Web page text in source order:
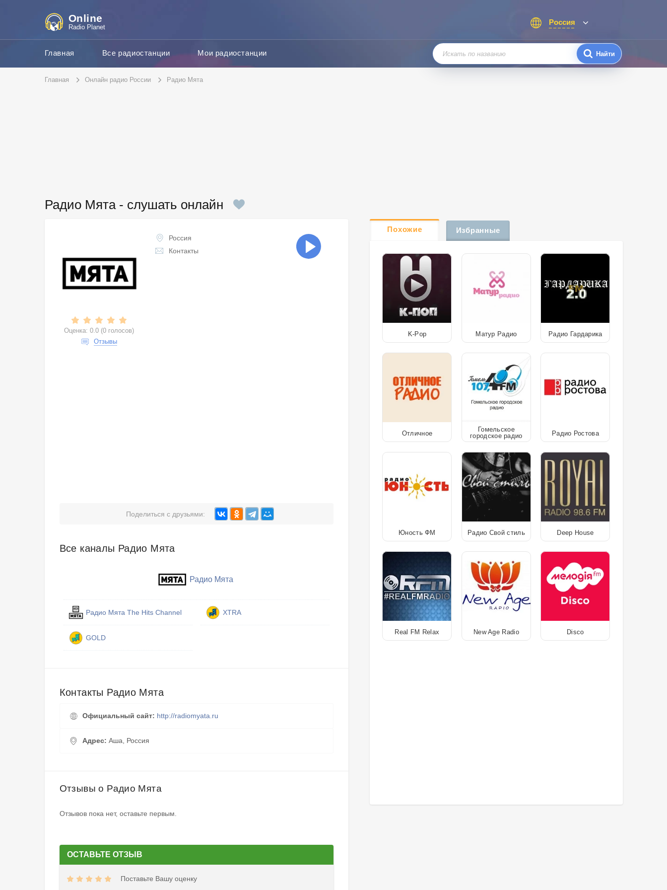
Online
Radio Planet
Россия
Главная Все радиостанции Мои радиостанции
Главная Онлайн радио России Радио Мята
Радио Мята - слушать онлайн
Оценка: 0.0 (0 голосов)
Отзывы
Россия
Контакты
Поделиться с друзьями:
Все каналы Радио Мята
Радио Мята
Радио Мята The Hits Channel XTRA
GOLD
Контакты Радио Мята
Официальный сайт: http://radiomyata.ru
Адрес: Аша, Россия
Отзывы о Радио Мята
Отзывов пока нет, оставьте первым.
ОСТАВЬТЕ ОТЗЫВ
Поставьте Вашу оценку
Похожие Избранные
K-Pop Матур Радио Радио Гардарика
Отличное
Гомельское
городское радио
Радио Ростова
Юность ФМ Радио Свой стиль Deep House
Real FM Relax New Age Radio Disco